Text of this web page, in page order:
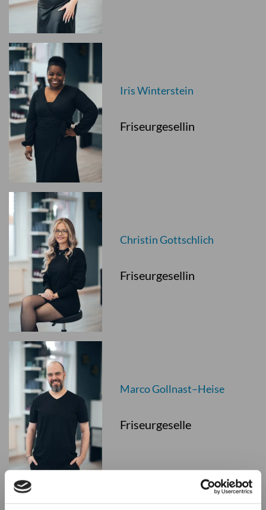
Iris Winterstein
Friseurgesellin
Christin Gottschlich
Friseurgesellin
Marco Gollnast–Heise
Friseurgeselle